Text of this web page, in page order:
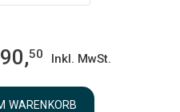
50 Inkl. MwSt.
WARENKORB